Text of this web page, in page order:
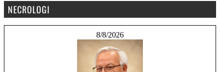
NECROLOGI
8/8/2026